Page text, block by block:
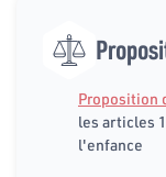
Proposition
les articles
l'enfance